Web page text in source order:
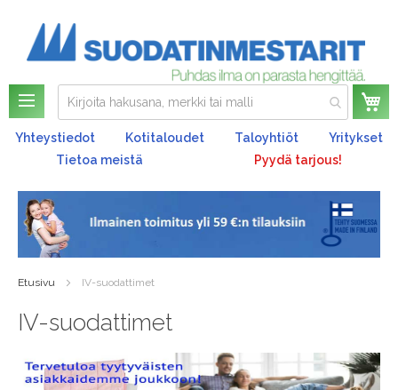
Yhteystiedot Kotitaloudet Taloyhtiöt
Yritykset
Tietoa meistä
Pyydä tarjous!
Etusivu IV-suodattimet
IV-suodattimet